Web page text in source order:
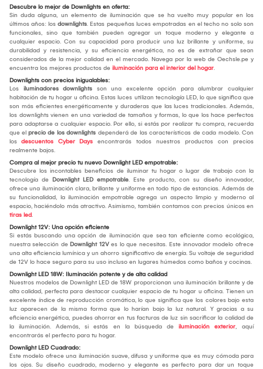
Descubre lo mejor de Downlights en oferta:
Sin duda alguna, un elemento de iluminación que se ha vuelto muy popular en los
últimos años: los downlights. Estas pequeñas luces empotradas en el techo no solo son
funcionales, sino que también pueden agregar un toque moderno y elegante a
cualquier espacio. Con su capacidad para producir una luz brillante y uniforme, su
durabilidad y resistencia, y su eficiencia energética, no es de extrañar que sean
considerados de la mejor calidad en el mercado. Navega por la web de Oechsle.pe y
encuentra los mejores productos de iluminación para el interior del hogar.
Downlights con precios inigualables:
Los iluminadores downlights son una excelente opción para alumbrar cualquier
habitación de tu hogar u oficina. Estas luces utilizan tecnología LED, lo que significa que
son más eficientes energéticamente y duraderas que las luces tradicionales. Además,
los downlights vienen en una variedad de tamaños y formas, lo que los hace perfectos
para adaptarse a cualquier espacio. Por ello, si estás por realizar tu compra, recuerda
que el precio de los downlights dependerá de las características de cada modelo. Con
los descuentos Cyber Days encontrarás todos nuestros productos con precios
realmente bajos.
Compra al mejor precio tu nuevo Downlight LED empotrable:
Descubre los incontables beneficios de iluminar tu hogar o lugar de trabajo con la
tecnología de Downlight LED empotrable. Este producto, con su diseño innovador,
ofrece una iluminación clara, brillante y uniforme en todo tipo de estancias. Además de
su funcionalidad, la iluminación empotrable agrega un aspecto limpio y moderno al
espacio, haciéndolo más atractivo. Asimismo, también contamos con precios únicos en
tiras led.
Downlight 12V: Una opción eficiente
Si estás buscando una opción de iluminación que sea tan eficiente como ecológica,
nuestra selección de Downlight 12V es lo que necesitas. Este innovador modelo ofrece
una alta eficiencia lumínica y un ahorro significativo de energía. Su voltaje de seguridad
de 12V lo hace seguro para su uso incluso en lugares húmedos como baños y cocinas.
Downlight LED 18W: Iluminación potente y de alta calidad
Nuestros modelos de Downlight LED de 18W proporcionan una iluminación brillante y de
alta calidad, perfecta para destacar cualquier espacio de tu hogar u oficina. Tienen un
excelente índice de reproducción cromática, lo que significa que los colores bajo esta
luz aparecen de la misma forma que lo harían bajo la luz natural. Y gracias a su
eficiencia energética, puedes ahorrar en tus facturas de luz sin sacrificar la calidad de
la iluminación. Además, si estás en la búsqueda de iluminación exterior, aquí
encontrarás el perfecto para tu hogar.
Downlight LED Cuadrado:
Este modelo ofrece una iluminación suave, difusa y uniforme que es muy cómoda para
los ojos. Su diseño cuadrado, moderno y elegante es perfecto para dar un toque